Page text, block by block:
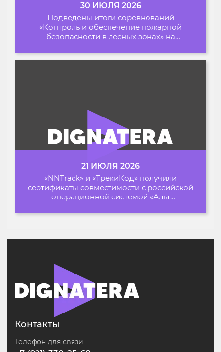
30 ИЮЛЯ 2026
Подведены итоги соревнований
«Контроль и обеспечение пожарной
безопасности в лесных зонах» на
21 ИЮЛЯ 2026
«NNTrack» и «ТрекиКод» получили
сертификаты совместимости с российской
операционной системой «Альт
Контакты
Телефон для связи